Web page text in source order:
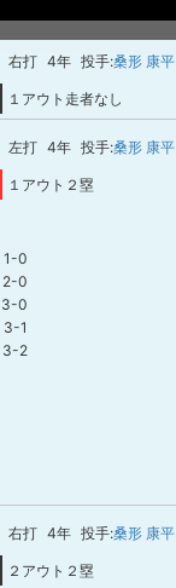
右打 4年 投手:桑形 康平
１アウト走者なし
左打 4年 投手:桑形 康平
１アウト２塁
1-0
2-0
3-0
3-1
3-2
右打 4年 投手:桑形 康平
２アウト２塁